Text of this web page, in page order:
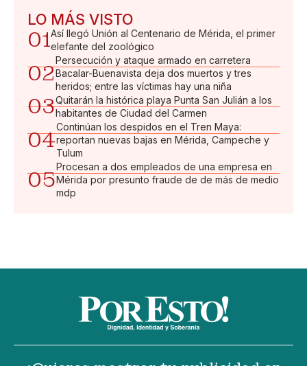
LO MÁS VISTO
01Así llegó Unión al Centenario de Mérida, el primer
elefante del zoológico
02
Persecución y ataque armado en carretera
Bacalar-Buenavista deja dos muertos y tres
heridos; entre las víctimas hay una niña
03Quitarán la histórica playa Punta San Julián a los
habitantes de Ciudad del Carmen
04
Continúan los despidos en el Tren Maya:
reportan nuevas bajas en Mérida, Campeche y
Tulum
05
Procesan a dos empleados de una empresa en
Mérida por presunto fraude de de más de medio
mdp